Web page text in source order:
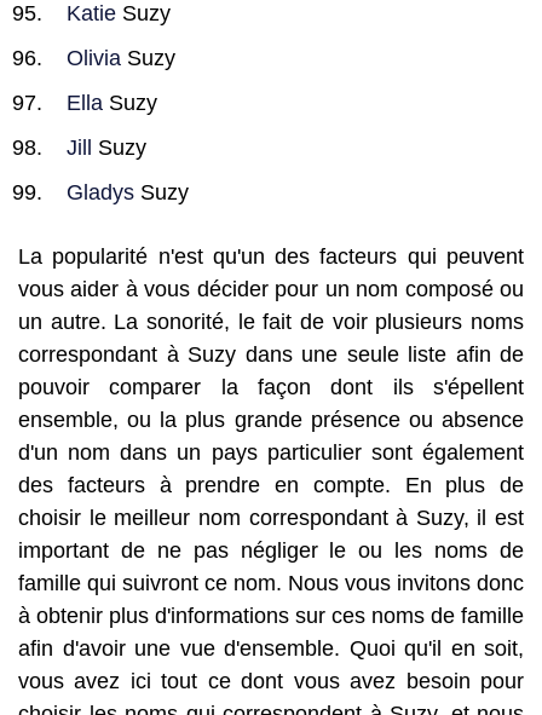
Katie Suzy
Olivia Suzy
Ella Suzy
Jill
Suzy
Gladys Suzy
La popularité n'est qu'un des facteurs qui peuvent
vous aider à vous décider pour un nom composé ou
un autre. La sonorité, le fait de voir plusieurs noms
correspondant à Suzy dans une seule liste afin de
pouvoir comparer la façon dont ils s'épellent
ensemble, ou la plus grande présence ou absence
d'un nom dans un pays particulier sont également
des facteurs à prendre en compte. En plus de
choisir le meilleur nom correspondant à Suzy, il est
important de ne pas négliger le ou les noms de
famille qui suivront ce nom. Nous vous invitons donc
à obtenir plus d'informations sur ces noms de famille
afin d'avoir une vue d'ensemble. Quoi qu'il en soit,
vous avez ici tout ce dont vous avez besoin pour